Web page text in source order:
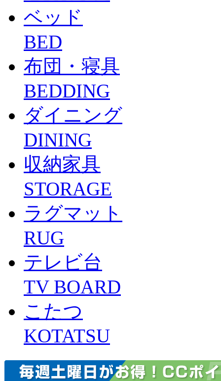
ベッド
BED
布団・寝具
BEDDING
ダイニング
DINING
収納家具
STORAGE
ラグマット
RUG
テレビ台
TV BOARD
こたつ
KOTATSU